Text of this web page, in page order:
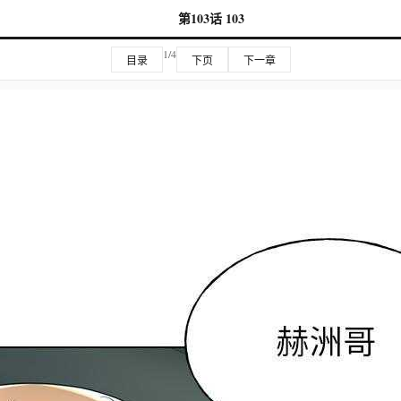
第103话 103
目录 1/4 下页 下一章